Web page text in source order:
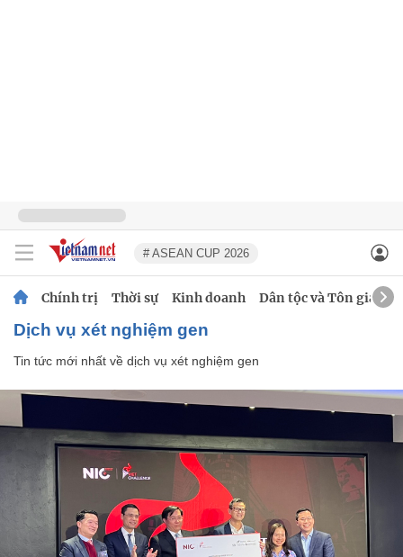
# ASEAN CUP 2026
Chính trị Thời sự Kinh doanh Dân tộc và Tôn giáo
dịch vụ xét nghiệm gen
Tin tức mới nhất về dịch vụ xét nghiệm gen